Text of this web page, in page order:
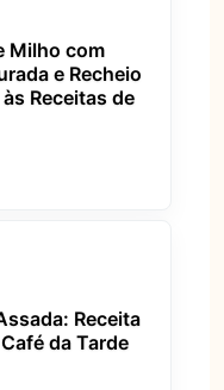
Milho com
e Recheio
Receitas de
Receita
da Tarde